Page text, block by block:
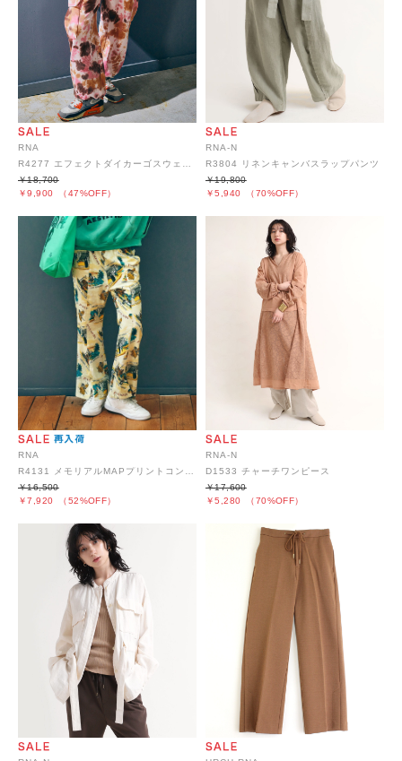
RNA
R4277 エフェクトダイカーゴスウェットパンツ
￥9,900 （47%OFF）
￥18,700
RNA-N
R3804 リネンキャンバスラップパンツ
￥5,940 （70%OFF）
￥19,800
RNA
R4131 メモリアルMAPプリントコンパクトフレアー
￥7,920 （52%OFF）
￥16,500
RNA-N
D1533 チャーチワンピース
￥5,280 （70%OFF）
￥17,600